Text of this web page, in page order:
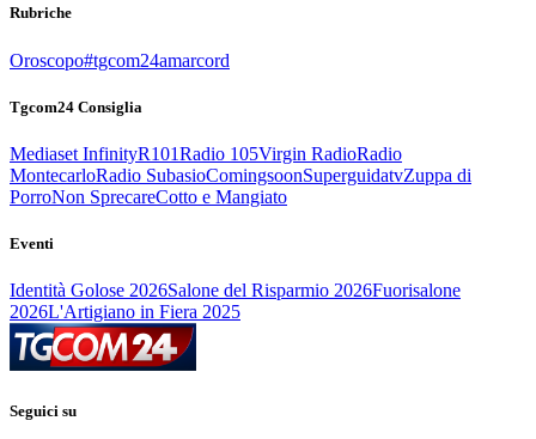
Rubriche
Oroscopo#tgcom24amarcord
Tgcom24 Consiglia
Mediaset InfinityR101Radio 105Virgin RadioRadio
MontecarloRadio SubasioComingsoonSuperguidatvZuppa di
PorroNon SprecareCotto e Mangiato
Eventi
Identità Golose 2026Salone del Risparmio 2026Fuorisalone
2026L'Artigiano in Fiera 2025
Seguici su